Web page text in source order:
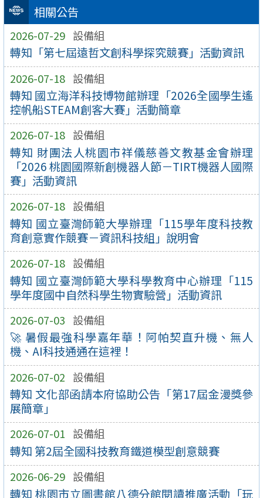
相關公告
2026-07-29 設備組
轉知「第七屆遠哲文創科學探究競賽」活動資訊
2026-07-18 設備組
轉知 國立海洋科技博物館辦理「2026全國學生遙
控帆船STEAM創客大賽」活動簡章
2026-07-18 設備組
轉知 財團法人桃園市祥儀慈善文教基金會辦理
「2026 桃園國際新創機器人節－TIRT機器人國際
賽」活動資訊
2026-07-18 設備組
轉知 國立臺灣師範大學辦理「115學年度科技教
育創意實作競賽－資訊科技組」說明會
2026-07-18 設備組
轉知 國立臺灣師範大學科學教育中心辦理「115
學年度國中自然科學生物實驗營」活動資訊
2026-07-03 設備組
🚀 暑假最強科學嘉年華！阿帕契直升機、無人
機、AI科技通通在這裡！
2026-07-02 設備組
轉知 文化部函請本府協助公告「第17屆金漫獎參
展簡章」
2026-07-01 設備組
轉知 第2屆全國科技教育鐵道模型創意競賽
2026-06-29 設備組
轉知 桃園市立圖書館八德分館閱讀推廣活動「玩